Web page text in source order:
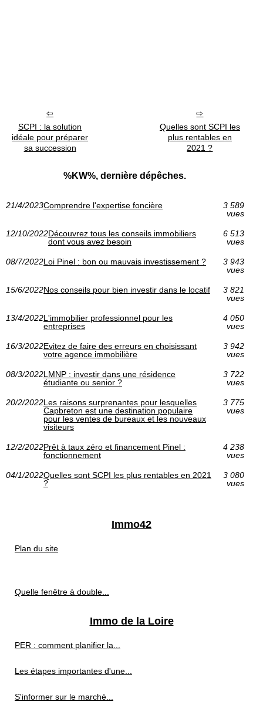
SCPI : la solution
idéale pour préparer
sa succession
Quelles sont SCPI les
plus rentables en
2021 ?
%KW%, dernière dépêches.
21/4/2023Comprendre l'expertise foncière
3 589
vues
12/10/2022Découvrez tous les conseils immobiliers
dont vous avez besoin
6 513
vues
08/7/2022Loi Pinel : bon ou mauvais investissement ?
3 943
vues
15/6/2022Nos conseils pour bien investir dans le locatif
3 821
vues
13/4/2022L'immobilier professionnel pour les
entreprises
4 050
vues
16/3/2022Evitez de faire des erreurs en choisissant
votre agence immobilière
3 942
vues
08/3/2022LMNP : investir dans une résidence
étudiante ou senior ?
3 722
vues
20/2/2022Les raisons surprenantes pour lesquelles
Capbreton est une destination populaire
pour les ventes de bureaux et les nouveaux
visiteurs
3 775
vues
12/2/2022Prêt à taux zéro et financement Pinel :
fonctionnement
4 238
vues
04/1/2022Quelles sont SCPI les plus rentables en 2021
?
3 080
vues
Immo42
Plan du site
Quelle fenêtre à double...
Immo de la Loire
PER : comment planifier la...
Les étapes importantes d'une...
S'informer sur le marché...